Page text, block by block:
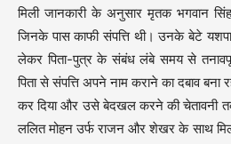
मिली जानकारी के अनुसार मृतक भगवान
जिनके पास काफी संपत्ति थी। उनके बेटे
लेकर पिता-पुत्र के संबंध लंबे समय से
पिता से संपत्ति अपने नाम कराने का दबाव बना
कर दिया और उसे बेदखल करने की चेतावनी
ललित मोहन उर्फ राजन और शेखर के साथ